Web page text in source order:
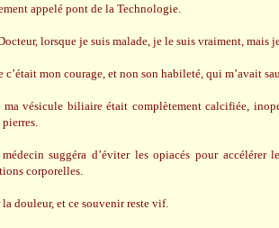
appelé pont de la Technologie.
lorsque je suis malade, je le suis vraiment, mais
mon courage, et non son habileté, qui m’avait
vésicule biliaire était complètement calcifiée,
suggéra d’éviter les opiacés pour accélérer
corporelles.
la douleur, et ce souvenir reste vif.